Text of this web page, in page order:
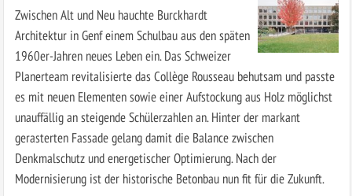
Zwischen Alt und Neu hauchte Burckhardt
Architektur in Genf einem Schulbau aus den späten
1960er-Jahren neues Leben ein. Das Schweizer
Planerteam revitalisierte das Collège Rousseau behutsam und passte
es mit neuen Elementen sowie einer Aufstockung aus Holz möglichst
unauffällig an steigende Schülerzahlen an. Hinter der markant
gerasterten Fassade gelang damit die Balance zwischen
Denkmalschutz und energetischer Optimierung. Nach der
Modernisierung ist der historische Betonbau nun fit für die Zukunft.